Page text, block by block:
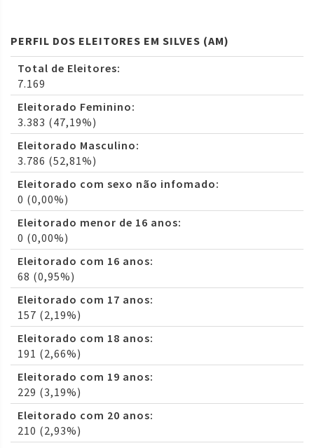
PERFIL DOS ELEITORES EM SILVES (AM)
Total de Eleitores:
7.169
Eleitorado Feminino:
3.383 (47,19%)
Eleitorado Masculino:
3.786 (52,81%)
Eleitorado com sexo não infomado:
0 (0,00%)
Eleitorado menor de 16 anos:
0 (0,00%)
Eleitorado com 16 anos:
68 (0,95%)
Eleitorado com 17 anos:
157 (2,19%)
Eleitorado com 18 anos:
191 (2,66%)
Eleitorado com 19 anos:
229 (3,19%)
Eleitorado com 20 anos:
210 (2,93%)